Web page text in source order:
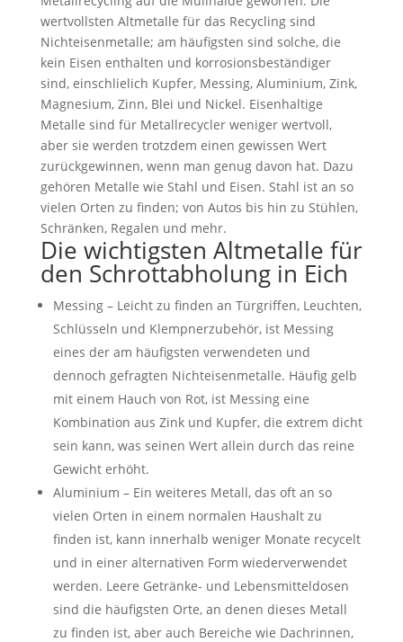
wertvollsten Altmetalle für das Recycling sind
Nichteisenmetalle; am häufigsten sind solche, die
kein Eisen enthalten und korrosionsbeständiger
sind, einschlielich Kupfer, Messing, Aluminium, Zink,
Magnesium, Zinn, Blei und Nickel. Eisenhaltige
Metalle sind für Metallrecycler weniger wertvoll,
aber sie werden trotzdem einen gewissen Wert
zurückgewinnen, wenn man genug davon hat. Dazu
gehören Metalle wie Stahl und Eisen. Stahl ist an so
vielen Orten zu finden; von Autos bis hin zu Stühlen,
Schränken, Regalen und mehr.
Die wichtigsten Altmetalle für
den Schrottabholung in Eich
Messing – Leicht zu finden an Türgriffen, Leuchten,
Schlüsseln und Klempnerzubehör, ist Messing
eines der am häufigsten verwendeten und
dennoch gefragten Nichteisenmetalle. Häufig gelb
mit einem Hauch von Rot, ist Messing eine
Kombination aus Zink und Kupfer, die extrem dicht
sein kann, was seinen Wert allein durch das reine
Gewicht erhöht.
Aluminium – Ein weiteres Metall, das oft an so
vielen Orten in einem normalen Haushalt zu
finden ist, kann innerhalb weniger Monate recycelt
und in einer alternativen Form wiederverwendet
werden. Leere Getränke- und Lebensmitteldosen
sind die häufigsten Orte, an denen dieses Metall
zu finden ist, aber auch Bereiche wie Dachrinnen,